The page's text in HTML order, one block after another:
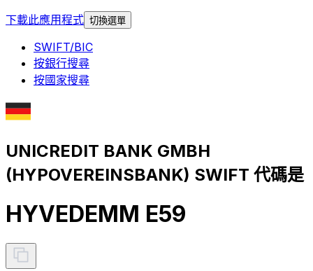
下載此應用程式 切換選單
SWIFT/BIC
按銀行搜尋
按國家搜尋
UNICREDIT BANK GMBH
(HYPOVEREINSBANK) SWIFT 代碼是
HYVEDEMM E59